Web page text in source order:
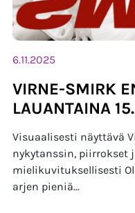
6.11.2025
VIRNE-SMIRK
LAUANTAINA
Visuaalisesti näyttävä
nykytanssin, piirrokset
mielikuvituksellisesti
arjen pieniä...